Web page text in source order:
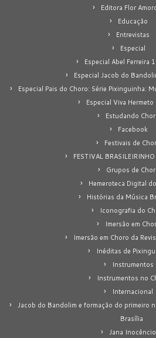
Editora Flor
Educação
Entrevistas
Especial
Especial Abel Ferreira
Especial Jacob do
Especial Pais do Choro: Série Pixinguinha:
Especial Viva Hermeto
Estudando
Facebook
Festivais de
FESTIVAL
Grupos de
Hemeroteca Digital
Histórias da Música
Iconografia do
Imersão em
Imersão em Choro da
Inéditas de
Instrumentos
Instrumentos no
Internacional
Jacob do Bandolim e formação do primeiro
Brasília
Jana Inocêncio